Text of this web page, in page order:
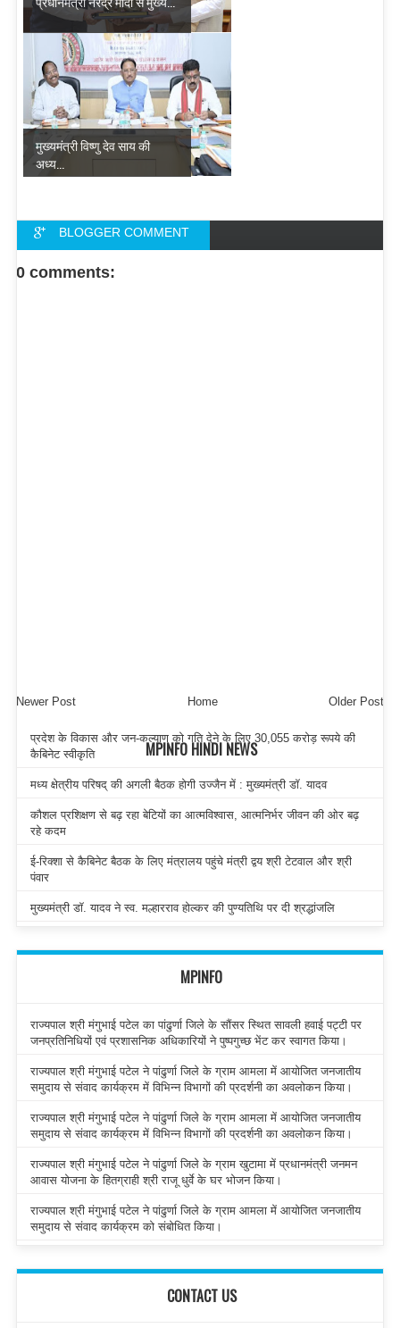
मुख्यमंत्री विष्णु देव साय की
अध्य...
BLOGGER COMMENT
FACEBOOK COMMENT
0 comments:
Newer Post Older Post
Home
MPINFO HINDI NEWS
प्रदेश के विकास और जन-कल्याण को गति देने के लिए 30,055 करोड़ रूपये की
कैबिनेट स्वीकृति
मध्य क्षेत्रीय परिषद् की अगली बैठक होगी उज्जैन में : मुख्यमंत्री डॉ. यादव
कौशल प्रशिक्षण से बढ़ रहा बेटियों का आत्मविश्वास, आत्मनिर्भर जीवन की ओर बढ़
रहे कदम
ई-रिक्शा से कैबिनेट बैठक के लिए मंत्रालय पहुंचे मंत्री द्वय श्री टेटवाल और श्री
पंवार
मुख्यमंत्री डॉ. यादव ने स्व. मल्हारराव होल्कर की पुण्यतिथि पर दी श्रद्धांजलि
MPINFO
राज्यपाल श्री मंगुभाई पटेल का पांढुर्णा जिले के सौंसर स्थित सावली हवाई पट्टी पर
जनप्रतिनिधियों एवं प्रशासनिक अधिकारियों ने पुष्पगुच्छ भेंट कर स्वागत किया।
राज्यपाल श्री मंगुभाई पटेल ने पांढुर्णा जिले के ग्राम आमला में आयोजित जनजातीय
समुदाय से संवाद कार्यक्रम में विभिन्न विभागों की प्रदर्शनी का अवलोकन किया।
राज्यपाल श्री मंगुभाई पटेल ने पांढुर्णा जिले के ग्राम आमला में आयोजित जनजातीय
समुदाय से संवाद कार्यक्रम में विभिन्न विभागों की प्रदर्शनी का अवलोकन किया।
राज्यपाल श्री मंगुभाई पटेल ने पांढुर्णा जिले के ग्राम खुटामा में प्रधानमंत्री जनमन
आवास योजना के हितग्राही श्री राजू धुर्वे के घर भोजन किया।
राज्यपाल श्री मंगुभाई पटेल ने पांढुर्णा जिले के ग्राम आमला में आयोजित जनजातीय
समुदाय से संवाद कार्यक्रम को संबोधित किया।
CONTACT US